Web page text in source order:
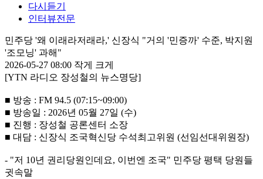
다시듣기
인터뷰전문
민주당 '왜 이래라저래라,' 신장식 "거의 '민증까' 수준, 박지원
'조모닝' 과해"
2026-05-27 08:00 작게
크게
[YTN 라디오 장성철의 뉴스명당]
■ 방송 : FM 94.5 (07:15~09:00)
■ 방송일 : 2026년 05월 27일 (수)
■ 진행 : 장성철 공론센터 소장
■ 대담 : 신장식 조국혁신당 수석최고위원 (선임선대위원장)
- "저 10년 권리당원인데요, 이번엔 조국" 민주당 평택 당원들
귓속말